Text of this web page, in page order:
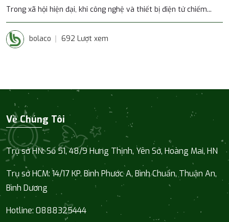
Trong xã hội hiện đại, khi công nghệ và thiết bị điện tử chiếm...
bolaco 692 Lượt xem
Về Chúng Tôi
Trụ sở HN: Số 51, 48/9 Hưng Thịnh, Yên Sở, Hoàng Mai, HN
Trụ sở HCM: 14/17 KP. Bình Phước A, Bình Chuẩn, Thuận An,
Bình Dương
Hotline: 0888325444